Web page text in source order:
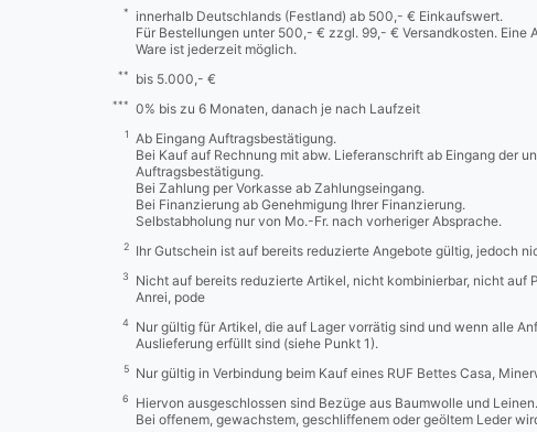
*
innerhalb Deutschlands (Festland) ab 500,- € Einkaufswert.
Für Bestellungen unter 500,- € zzgl. 99,- € Versandkosten. Eine
Ware ist jederzeit möglich.
** bis 5.000,- €
*** 0% bis zu 6 Monaten, danach je nach Laufzeit
1
Ab Eingang Auftragsbestätigung.
Bei Kauf auf Rechnung mit abw. Lieferanschrift ab Eingang der
Auftragsbestätigung.
Bei Zahlung per Vorkasse ab Zahlungseingang.
Bei Finanzierung ab Genehmigung Ihrer Finanzierung.
Selbstabholung nur von Mo.-Fr. nach vorheriger Absprache.
2 Ihr Gutschein ist auf bereits reduzierte Angebote gültig, jedoch
3
Nicht auf bereits reduzierte Artikel, nicht kombinierbar, nicht auf
Anrei, pode
4
Nur gültig für Artikel, die auf Lager vorrätig sind und wenn alle
Auslieferung erfüllt sind (siehe Punkt 1).
5 Nur gültig in Verbindung beim Kauf eines RUF Bettes Casa,
6
Hiervon ausgeschlossen sind Bezüge aus Baumwolle und Leinen.
Bei offenem, gewachstem, geschliffenem oder geöltem Leder